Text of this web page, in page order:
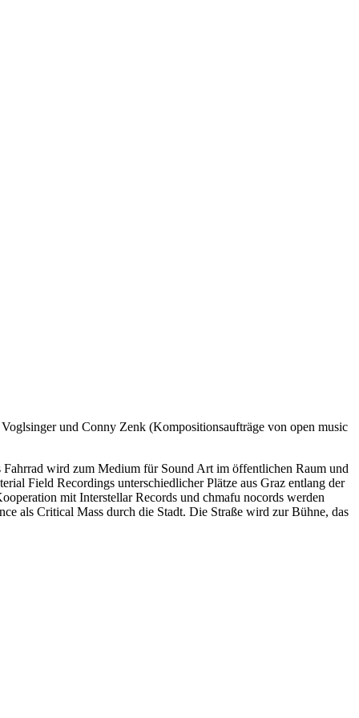
und Conny Zenk (Kompositionsaufträge von open music
wird zum Medium für Sound Art im öffentlichen Raum und
Field Recordings unterschiedlicher Plätze aus Graz entlang der
mit Interstellar Records und chmafu nocords werden
als Critical Mass durch die Stadt. Die Straße wird zur Bühne, das